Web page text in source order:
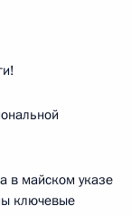
в майском указе
ключевые